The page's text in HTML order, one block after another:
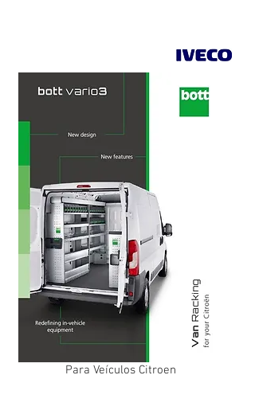
Para Veículos Citroen